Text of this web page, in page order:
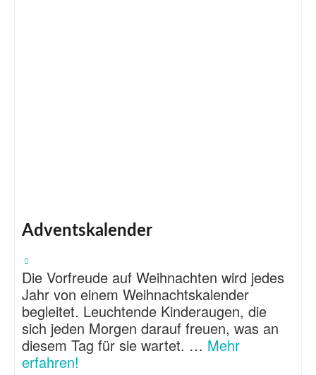
Adventskalender
Die Vorfreude auf Weihnachten wird jedes
Jahr von einem Weihnachtskalender
begleitet. Leuchtende Kinderaugen, die
sich jeden Morgen darauf freuen, was an
diesem Tag für sie wartet. … Mehr
erfahren!